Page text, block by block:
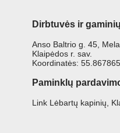
Dirbtuvės ir
Anso Baltrio g. 45,
Klaipėdos r. sav.
Koordinatės:
Paminklų
Link Lėbartų kapinių,